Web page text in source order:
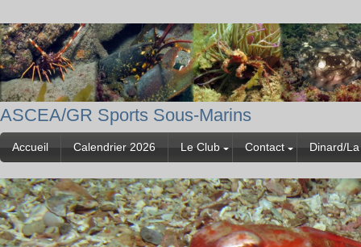
ASCEA/GR Sports Sous-Marins
Accueil Calendrier 2026 Le Club Contact Dinard/